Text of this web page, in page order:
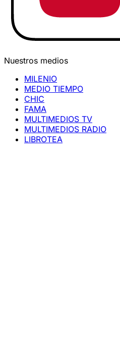
Nuestros medios
MILENIO
MEDIO TIEMPO
CHIC
FAMA
MULTIMEDIOS TV
MULTIMEDIOS RADIO
LIBROTEA